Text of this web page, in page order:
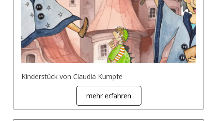
Kinderstück von Claudia Kumpfe
mehr erfahren